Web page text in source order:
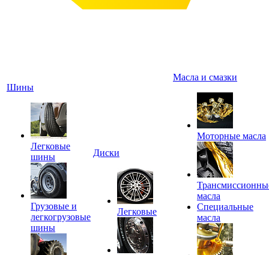
Шины
Легковые
шины
Грузовые и
легкогрузовые
шины
Диски
Легковые
Масла и смазки
Моторные масла
масла
Специальные
масла